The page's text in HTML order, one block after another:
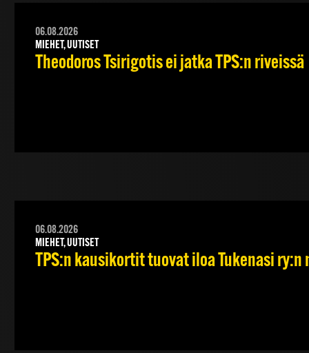
06.08.2026
MIEHET, UUTISET
Theodoros Tsirigotis ei jatka TPS:n riveissä
06.08.2026
MIEHET, UUTISET
TPS:n kausikortit tuovat iloa Tukenasi